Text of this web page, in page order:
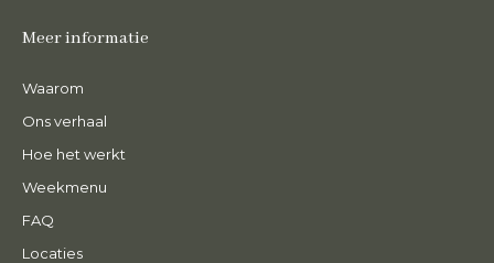
Meer informatie
Waarom
Ons verhaal
Hoe het werkt
Weekmenu
FAQ
Locaties